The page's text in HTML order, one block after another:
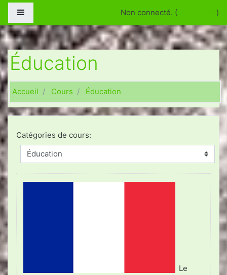
Passer au contenu principal
Non connecté. ( )
Éducation
Accueil Cours Éducation
Catégories de cours:
Le